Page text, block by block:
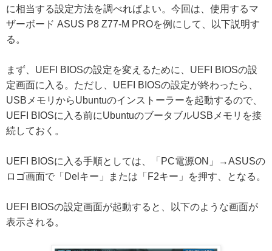
に相当する設定方法を調べればよい。今回は、使用するマ
ザーボード ASUS P8 Z77-M PROを例にして、以下説明す
る。
まず、UEFI BIOSの設定を変えるために、UEFI BIOSの設
定画面に入る。ただし、UEFI BIOSの設定が終わったら、
USBメモリからUbuntuのインストーラーを起動するので、
UEFI BIOSに入る前にUbuntuのブータブルUSBメモリを接
続しておく。
UEFI BIOSに入る手順としては、「PC電源ON」→ASUSの
ロゴ画面で「Delキー」または「F2キー」を押す、となる。
UEFI BIOSの設定画面が起動すると、以下のような画面が
表示される。